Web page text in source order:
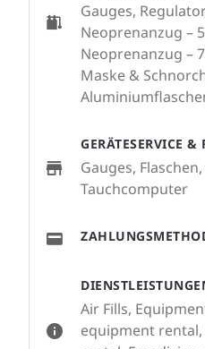
Air Fills,
equipment
Gauges,
Neoprenanzug –
Neoprenanzug –
Maske &
GERÄTESERVICE &
Gauges,
Tauchcomputer